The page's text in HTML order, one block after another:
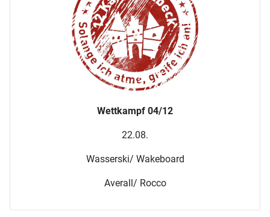
Wettkampf 04/12
22.08.
Wasserski/ Wakeboard
Averall/ Rocco